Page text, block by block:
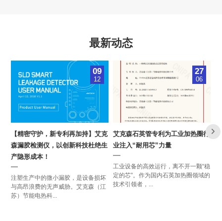
最新动态
09
12
【精密守护，新专利再加持】艾克
森漏胶检测仪，以创新科技杜绝生
产隐形成本！
注塑生产中的微小漏胶，是设备损坏
与高昂浪费的无声威胁。艾克森（江
苏）节能电热科...
27
06
艾克森石英管专利为工业加热圈行
业注入“耐用芯”力量
工业设备的高效运行，离不开一颗“稳
定的芯”。作为国内石英加热圈领域的
技术引领者，...